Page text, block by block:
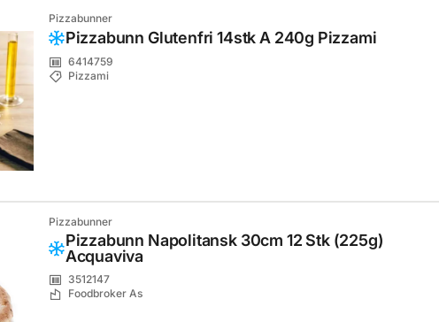
Pizzabunner
Pizzabunn Glutenfri 14stk A 240g Pizzami
6414759
Pizzami
Pizzabunner
Pizzabunn Napolitansk 30cm 12 Stk (225g)
Acquaviva
3512147
Foodbroker As